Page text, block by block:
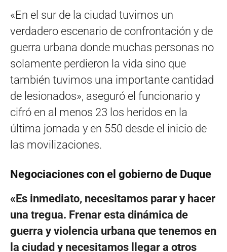
«En el sur de la ciudad tuvimos un
verdadero escenario de confrontación y de
guerra urbana donde muchas personas no
solamente perdieron la vida sino que
también tuvimos una importante cantidad
de lesionados», aseguró el funcionario y
cifró en al menos 23 los heridos en la
última jornada y en 550 desde el inicio de
las movilizaciones.
Negociaciones con el gobierno de Duque
«Es inmediato, necesitamos parar y hacer
una tregua. Frenar esta dinámica de
guerra y violencia urbana que tenemos en
la ciudad y necesitamos llegar a otros